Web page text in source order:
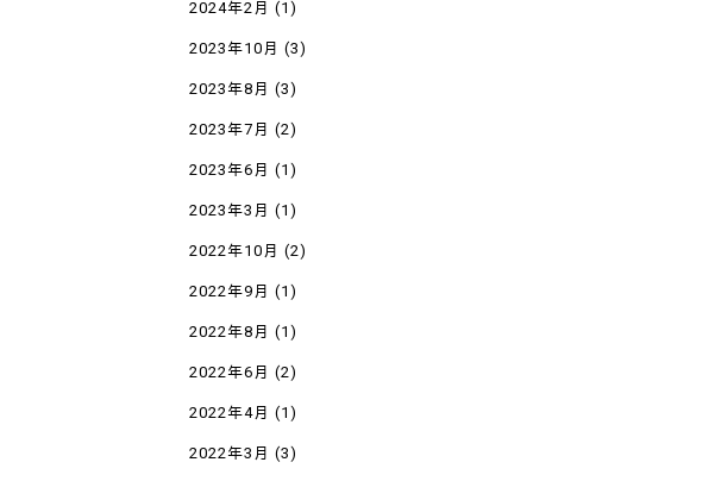
2024年2月 (1)
2023年10月 (3)
2023年8月 (3)
2023年7月 (2)
2023年6月 (1)
2023年3月 (1)
2022年10月 (2)
2022年9月 (1)
2022年8月 (1)
2022年6月 (2)
2022年4月 (1)
2022年3月 (3)